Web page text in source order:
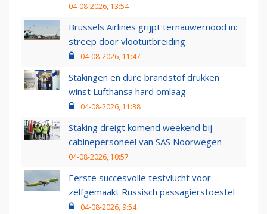
04-08-2026, 13:54
Brussels Airlines grijpt ternauwernood in:
streep door vlootuitbreiding
04-08-2026, 11:47
Stakingen en dure brandstof drukken
winst Lufthansa hard omlaag
04-08-2026, 11:38
Staking dreigt komend weekend bij
cabinepersoneel van SAS Noorwegen
04-08-2026, 10:57
Eerste succesvolle testvlucht voor
zelfgemaakt Russisch passagierstoestel
04-08-2026, 9:54